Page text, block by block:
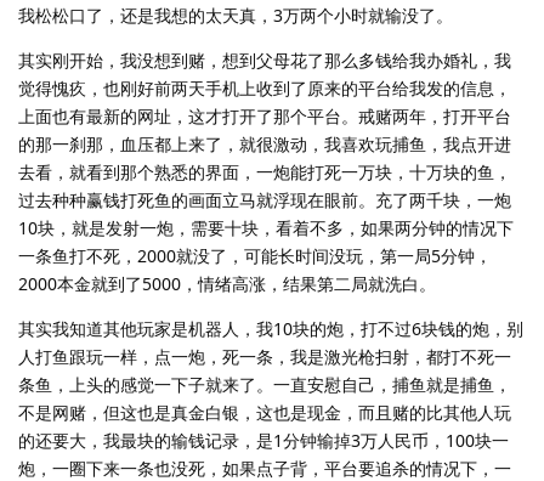
我松松口了，还是我想的太天真，3万两个小时就输没了。
其实刚开始，我没想到赌，想到父母花了那么多钱给我办婚礼，我
觉得愧疚，也刚好前两天手机上收到了原来的平台给我发的信息，
上面也有最新的网址，这才打开了那个平台。戒赌两年，打开平台
的那一刹那，血压都上来了，就很激动，我喜欢玩捕鱼，我点开进
去看，就看到那个熟悉的界面，一炮能打死一万块，十万块的鱼，
过去种种赢钱打死鱼的画面立马就浮现在眼前。充了两千块，一炮
10块，就是发射一炮，需要十块，看着不多，如果两分钟的情况下
一条鱼打不死，2000就没了，可能长时间没玩，第一局5分钟，
2000本金就到了5000，情绪高涨，结果第二局就洗白。
其实我知道其他玩家是机器人，我10块的炮，打不过6块钱的炮，别
人打鱼跟玩一样，点一炮，死一条，我是激光枪扫射，都打不死一
条鱼，上头的感觉一下子就来了。一直安慰自己，捕鱼就是捕鱼，
不是网赌，但这也是真金白银，这也是现金，而且赌的比其他人玩
的还要大，我最块的输钱记录，是1分钟输掉3万人民币，100块一
炮，一圈下来一条也没死，如果点子背，平台要追杀的情况下，一